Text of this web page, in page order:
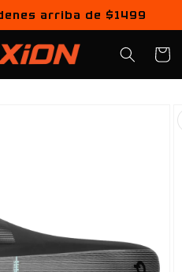
arriba de $1499
Carrito